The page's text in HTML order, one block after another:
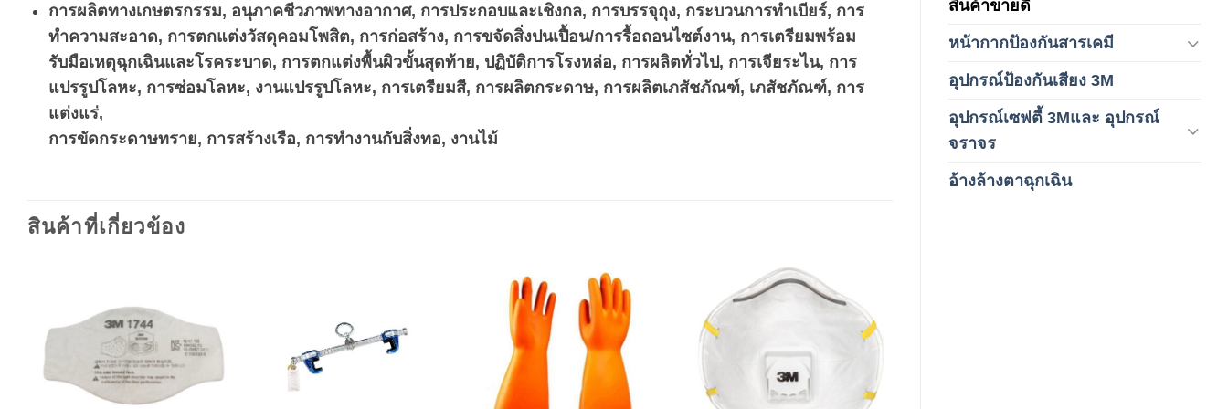
สินค้าขายดี
หน้ากากป้องกันสารเคมี
อุปกรณ์ป้องกันเสียง 3M
อุปกรณ์เซฟตี้ 3Mและ อุปกรณ์
จราจร
อ้างล้างตาฉุกเฉิน
การผลิตทางเกษตรกรรม, อนุภาคชีวภาพทางอากาศ, การประกอบและเชิงกล, การบรรจุถุง, กระบวนการทำเบียร์, การ
ทำความสะอาด, การตกแต่งวัสดุคอมโพสิต, การก่อสร้าง, การขจัดสิ่งปนเปื้อน/การรื้อถอนไซต์งาน, การเตรียมพร้อม
รับมือเหตุฉุกเฉินและโรคระบาด, การตกแต่งพื้นผิวขั้นสุดท้าย, ปฏิบัติการโรงหล่อ, การผลิตทั่วไป, การเจียระไน, การ
แปรรูปโลหะ, การซ่อมโลหะ, งานแปรรูปโลหะ, การเตรียมสี, การผลิตกระดาษ, การผลิตเภสัชภัณฑ์, เภสัชภัณฑ์, การ
แต่งแร่,
การขัดกระดาษทราย, การสร้างเรือ, การทำงานกับสิ่งทอ, งานไม้
สินค้าที่เกี่ยวข้อง
Add to
wishlist
Add to
wishlist
Add to
wishlist